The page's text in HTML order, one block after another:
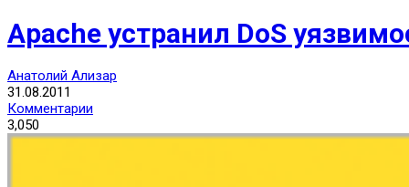
Apache устранил DoS
Анатолий Ализар
31.08.2011
Комментарии
3,050